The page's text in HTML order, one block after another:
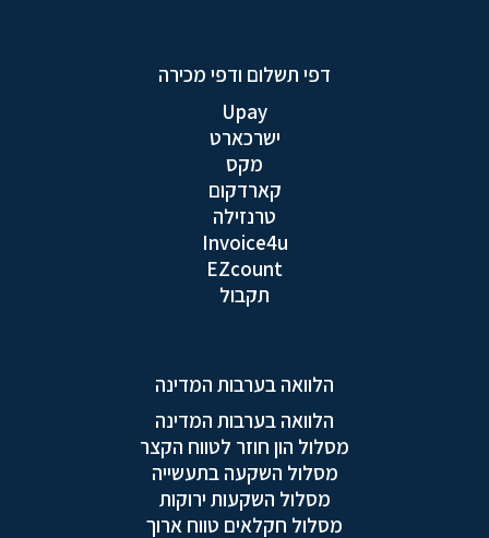
דפי תשלום ודפי מכירה
Upay
ישרכארט
מקס
קארדקום
טרנזילה
Invoice4u
EZcount
תקבול
הלוואה בערבות המדינה
הלוואה בערבות המדינה
מסלול הון חוזר לטווח הקצר
מסלול השקעה בתעשייה
מסלול השקעות ירוקות
מסלול חקלאים טווח ארוך